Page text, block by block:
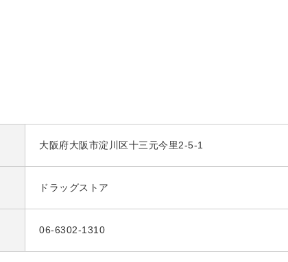
大阪府大阪市淀川区十三元今里2-5-1
ドラッグストア
06-6302-1310